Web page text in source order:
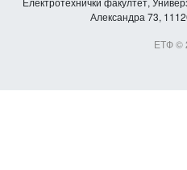
Александра 73,
ЕТФ ©